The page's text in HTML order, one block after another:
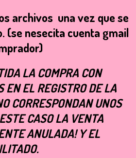
archivos una vez que se
(se nesecita cuenta gmail
LA COMPRA CON
EN EL REGISTRO DE LA
CORRESPONDAN UNOS
CASO LA VENTA
ANULADA! Y EL